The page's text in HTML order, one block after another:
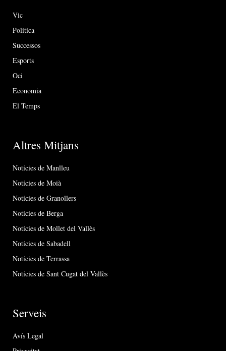
Vic
Política
Successos
Esports
Oci
Economia
El Temps
Altres Mitjans
Notícies de Manlleu
Notícies de Moià
Notícies de Granollers
Notícies de Berga
Notícies de Mollet del Vallès
Notícies de Sabadell
Notícies de Terrassa
Notícies de Sant Cugat del Vallès
Serveis
Avís Legal